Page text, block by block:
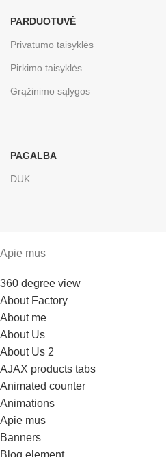
PARDUOTUVĖ
Privatumo taisyklės
Pirkimo taisyklės
Grąžinimo sąlygos
PAGALBA
DUK
Apie mus
360 degree view
About Factory
About me
About Us
About Us 2
AJAX products tabs
Animated counter
Animations
Apie mus
Banners
Blog element